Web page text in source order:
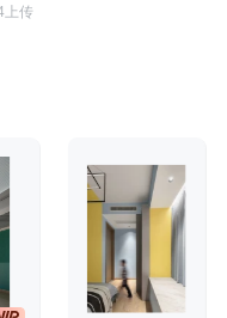
上传